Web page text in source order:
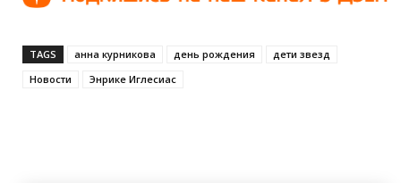
TAGS анна курникова день рождения
дети звезд
Новости
Энрике Иглесиас